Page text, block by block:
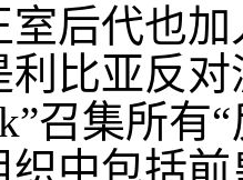
代也加
比亚反
召集所有
织中包括